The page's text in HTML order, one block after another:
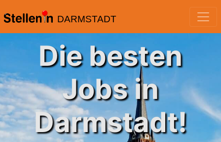
DARMSTADT
Die besten
Jobs in
Darmstadt!